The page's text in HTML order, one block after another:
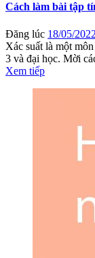
Cách làm bài tập
Đăng lúc 18/05/2022
Xác suất là một
3 và đại học. Mời
Xem tiếp